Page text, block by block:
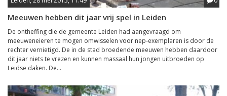
Meeuwen hebben dit jaar vrij spel in Leiden
De ontheffing die de gemeente Leiden had aangevraagd om
meeuweneieren te mogen omwisselen voor nep-exemplaren is door de
rechter vernietigd. De in de stad broedende meeuwen hebben daardoor
dit jaar niets te vrezen en kunnen massaal hun jongen uitbroeden op
Leidse daken. De...